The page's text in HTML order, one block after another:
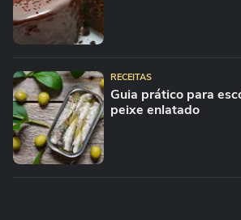
RECEITAS
Guia prático para
peixe enlatado